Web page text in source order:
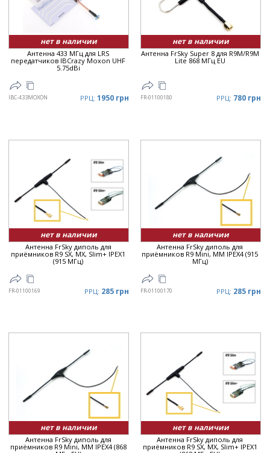
нет в наличии
Антенна 433 МГц для LRS
передатчиков IBCrazy Moxon UHF
5.75dBi
IBC-433MOXON РРЦ: 1950 грн
нет в наличии
Антенна FrSky Super 8 для R9M/R9M
Lite 868 МГц EU
FR-01100180 РРЦ: 780 грн
нет в наличии
Антенна FrSky диполь для
приёмников R9 SX, MX, Slim+ IPEX1
(915 МГц)
FR-01100169 РРЦ: 285 грн
нет в наличии
Антенна FrSky диполь для
приёмников R9 Mini, MM IPEX4 (915
МГц)
FR-01100170 РРЦ: 285 грн
нет в наличии
Антенна FrSky диполь для
приёмников R9 Mini, MM IPEX4 (868
нет в наличии
Антенна FrSky диполь для
приёмников R9 SX, MX, Slim+ IPEX1